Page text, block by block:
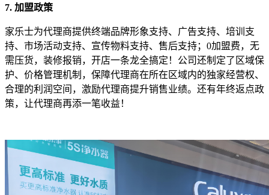
7. 加盟政策
家乐士为代理商提供终端品牌形象支持、广告支持、培训支
持、市场活动支持、宣传物料支持、售后支持；0加盟费，无
需压货，装修报销，开店一条龙全搞定！公司还制定了区域保
护、价格管理机制，保障代理商在所在区域内的独家经营权、
合理的利润空间，激励代理商提升销售业绩。还有年终返点政
策，让代理商再添一笔收益！